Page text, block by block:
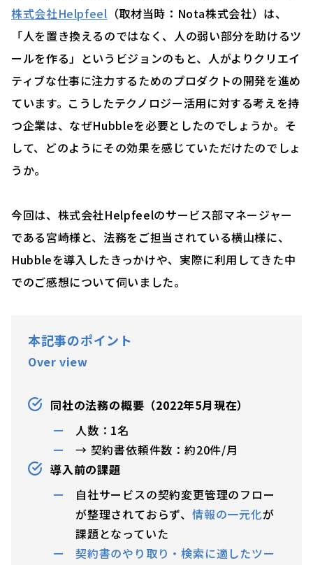
株式会社Helpfeel （取材当時：Nota株式会社）は、
「人を置き換えるのではなく、⼈の弱い部分を助けるツ
ールを作る」というビジョンのもと、人がよりクリエイ
ティブな仕事に注力するためのプロダクトの開発を進め
ています。こうしたテクノロジー活用に対する考えを持
つ企業は、なぜHubbleを必要としたのでしょうか。そ
して、どのようにその効果を感じていただけたのでしょ
うか。
今回は、株式会社Helpfeelのサービス部マネージャー
である宮崎様と、法務をご担当されている横山様に、
Hubbleを導入したきっかけや、実際に利用してきた中
でのご感想について伺いました。
本記事のポイント
Over view
同社の法務の概要（2022年5月現在）
人数：1名
→ 契約書依頼件数：約20件/月
導入前の課題
自社サービスの契約変更管理のフロー
が整理されておらず、 情報の一元化が
課題となっていた
契約書のやり取り・検索に適したツー